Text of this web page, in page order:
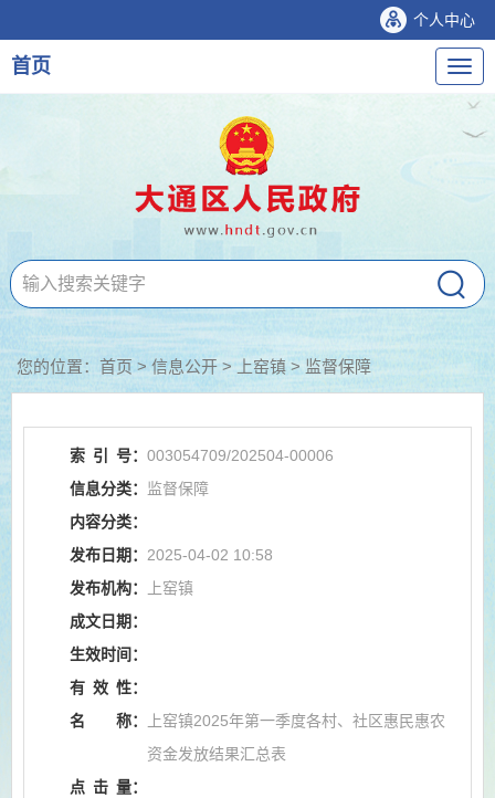
个人中心
导
航
首页
您的位置： 首页>信息公开> 上窑镇> 监督保障
索 引 号： 003054709/202504-00006
信息分类： 监督保障
内容分类：
发布日期： 2025-04-02 10:58
发布机构：
上窑镇
成文日期：
生效时间：
有 效 性：
名
称：
上窑镇2025年第一季度各村、社区惠民惠农
资金发放结果汇总表
点 击 量：